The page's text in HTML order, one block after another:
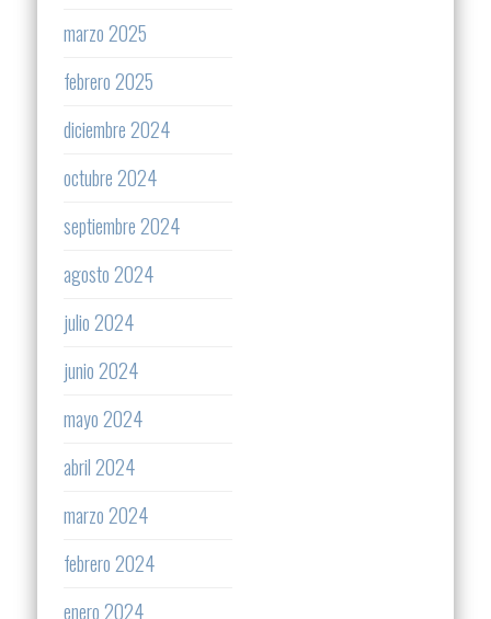
marzo 2025
febrero 2025
diciembre 2024
octubre 2024
septiembre 2024
agosto 2024
julio 2024
junio 2024
mayo 2024
abril 2024
marzo 2024
febrero 2024
enero 2024